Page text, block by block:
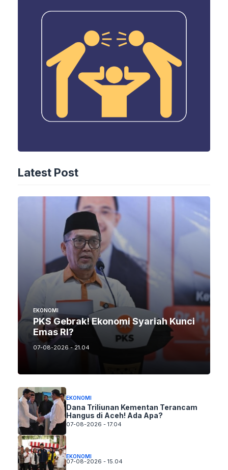
Latest Post
EKONOMI
PKS Gebrak! Ekonomi Syariah Kunci
Emas RI?
07-08-2026 - 21.04
EKONOMI
Dana Triliunan Kementan Terancam
Hangus di Aceh! Ada Apa?
07-08-2026 - 17.04
EKONOMI
07-08-2026 - 15.04